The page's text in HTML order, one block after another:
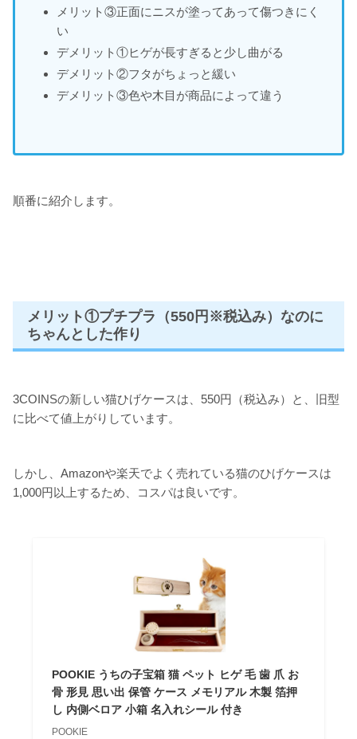
メリット③正面にニスが塗ってあって傷つきにく
い
デメリット①ヒゲが長すぎると少し曲がる
デメリット②フタがちょっと緩い
デメリット③色や木目が商品によって違う
順番に紹介します。
メリット①プチプラ（550円※税込み）なのに
ちゃんとした作り
3COINSの新しい猫ひげケースは、550円（税込み）と、旧型
に比べて値上がりしています。
しかし、Amazonや楽天でよく売れている猫のひげケースは
1,000円以上するため、コスパは良いです。
POOKIE うちの子宝箱 猫 ペット ヒゲ 毛 歯 爪 お
骨 形見 思い出 保管 ケース メモリアル 木製 箔押
し 内側ベロア 小箱 名入れシール 付き
POOKIE